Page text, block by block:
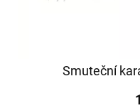
Smuteční